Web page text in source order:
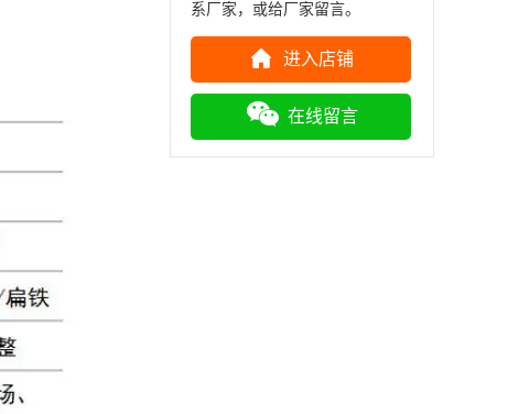
系厂家，或给厂家留言。
进入店铺
在线留言